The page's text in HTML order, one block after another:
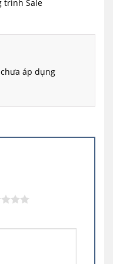
trình Sale
áp dụng